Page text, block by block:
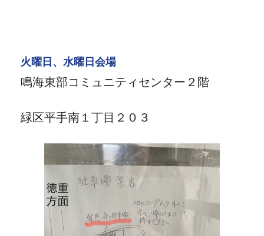
火曜日、水曜日会場
鳴海東部コミュニティセンター２階
緑区平手南１丁目２０３